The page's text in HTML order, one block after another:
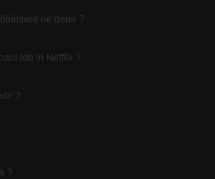
ne denir ?
job in Netflix ?
?
?